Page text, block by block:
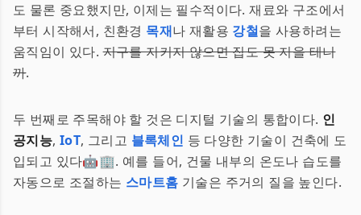
도 물론 중요했지만, 이제는 필수적이다. 재료와 구조에서
부터 시작해서, 친환경 목재나 재활용 강철을 사용하려는
움직임이 있다.지구를 지키지 않으면 집도 못 지을 테니
까.
두 번째로 주목해야 할 것은 디지털 기술의 통합이다. 인
공지능,IoT, 그리고 블록체인 등 다양한 기술이 건축에 도
입되고 있다🤖🏢. 예를 들어, 건물 내부의 온도나 습도를
자동으로 조절하는 스마트홈 기술은 주거의 질을 높인다.